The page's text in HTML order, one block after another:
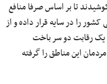
تا بر اساس صرفا منافع
را در سایه قرار داده و از
یک رقابت دو سر باخت
این مناطق را گرفته